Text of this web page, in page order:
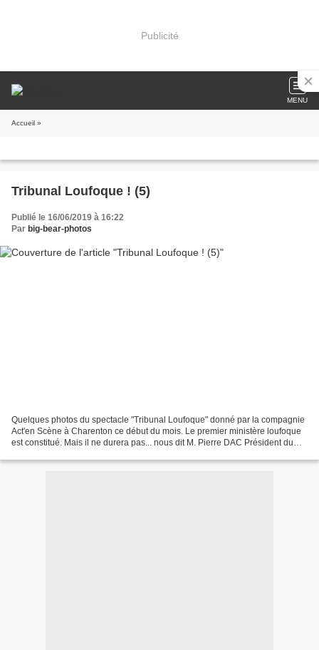
Publicité
MENU
Accueil »
Tribunal Loufoque ! (5)
Publié le 16/06/2019 à 16:22
Par big-bear-photos
Quelques photos du spectacle "Tribunal Loufoque" donné par la compagnie
Act'en Scène à Charenton ce début du mois. Le premier ministère loufoque
est constitué. Mais il ne durera pas... nous dit M. Pierre DAC Président du